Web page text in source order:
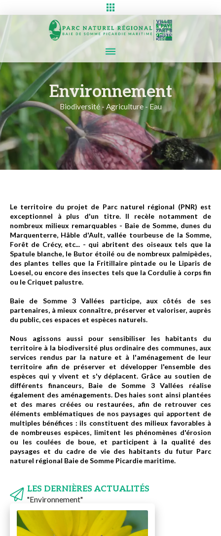
Environnement
Biodiversité - Agriculture - Eau
Le territoire du projet de Parc naturel régional (PNR) est
exceptionnel à plus d'un titre. Il recèle notamment de
nombreux milieux remarquables - Baie de Somme, dunes du
Marquenterre, Hâble d'Ault, vallée tourbeuse de la Somme,
Forêt de Crécy, etc... - qui abritent des oiseaux tels que la
Spatule blanche, le Butor étoilé ou de nombreux palmipèdes,
des plantes telles que la Fritillaire pintade ou le Liparis de
Loesel, ou encore des insectes tels que la Cordulie à corps fin
ou le Criquet palustre.
Baie de Somme 3 Vallées participe, aux côtés de ses
partenaires, à mieux connaître, préserver et valoriser, auprès
du public, ces espaces et espèces naturels.
Nous agissons aussi pour sensibiliser les habitants du
territoire à la biodiversité plus ordinaire des communes, aux
services rendus par la nature et à l'aménagement de leur
territoire afin de préserver et développer l'ensemble des
espèces qui y vivent et s'y déplacent. Grâce au soutien de
différents financeurs, Baie de Somme 3 Vallées réalise
également des aménagements. Des haies sont ainsi plantées
et des mares créées ou restaurées, afin de retrouver ces
éléments emblématiques de nos paysages qui apportent de
multiples bénéfices : ils constituent des milieux favorables à
de nombreuses espèces, limitent les phénomènes d'érosion
ou les coulées de boue, et participent à la qualité des
paysages et du cadre de vie des habitants du futur Parc
naturel régional Baie de Somme Picardie maritime.
LES DERNIÈRES ACTUALITÉS
"Environnement"